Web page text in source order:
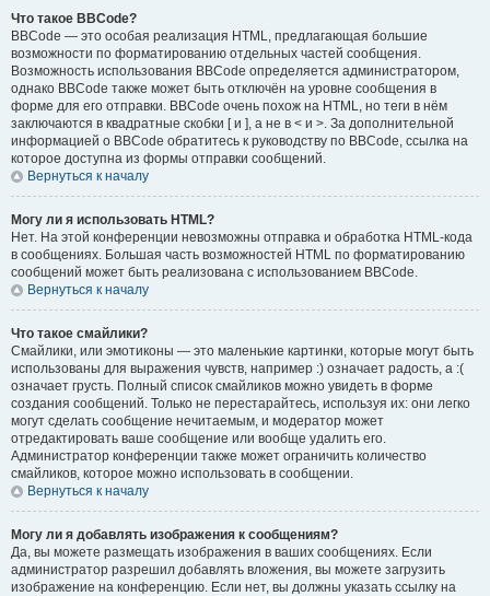
Что такое BBCode?
BBCode — это особая реализация HTML, предлагающая большие
возможности по форматированию отдельных частей сообщения.
Возможность использования BBCode определяется администратором,
однако BBCode также может быть отключён на уровне сообщения в
форме для его отправки. BBCode очень похож на HTML, но теги в нём
заключаются в квадратные скобки [ и ], а не в < и >. За дополнительной
информацией о BBCode обратитесь к руководству по BBCode, ссылка на
которое доступна из формы отправки сообщений.
Вернуться к началу
Могу ли я использовать HTML?
Нет. На этой конференции невозможны отправка и обработка HTML-кода
в сообщениях. Большая часть возможностей HTML по форматированию
сообщений может быть реализована с использованием BBCode.
Вернуться к началу
Что такое смайлики?
Смайлики, или эмотиконы — это маленькие картинки, которые могут быть
использованы для выражения чувств, например :) означает радость, а :(
означает грусть. Полный список смайликов можно увидеть в форме
создания сообщений. Только не перестарайтесь, используя их: они легко
могут сделать сообщение нечитаемым, и модератор может
отредактировать ваше сообщение или вообще удалить его.
Администратор конференции также может ограничить количество
смайликов, которое можно использовать в сообщении.
Вернуться к началу
Могу ли я добавлять изображения к сообщениям?
Да, вы можете размещать изображения в ваших сообщениях. Если
администратор разрешил добавлять вложения, вы можете загрузить
изображение на конференцию. Если нет, вы должны указать ссылку на